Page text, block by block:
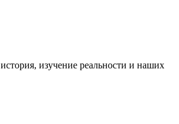
изучение реальности и наших